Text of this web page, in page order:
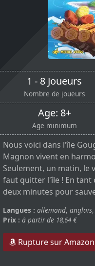
1 - 8 Joueurs
Nombre de joueurs
Age: 8+
Age minimum
Nous voici dans l'île
Magnon vivent en
Seulement, un matin, le
faut quitter l'île ! En tant
deux minutes pour
Langues : allemand, anglais,
Prix : à partir de 18,64 €
Rupture sur